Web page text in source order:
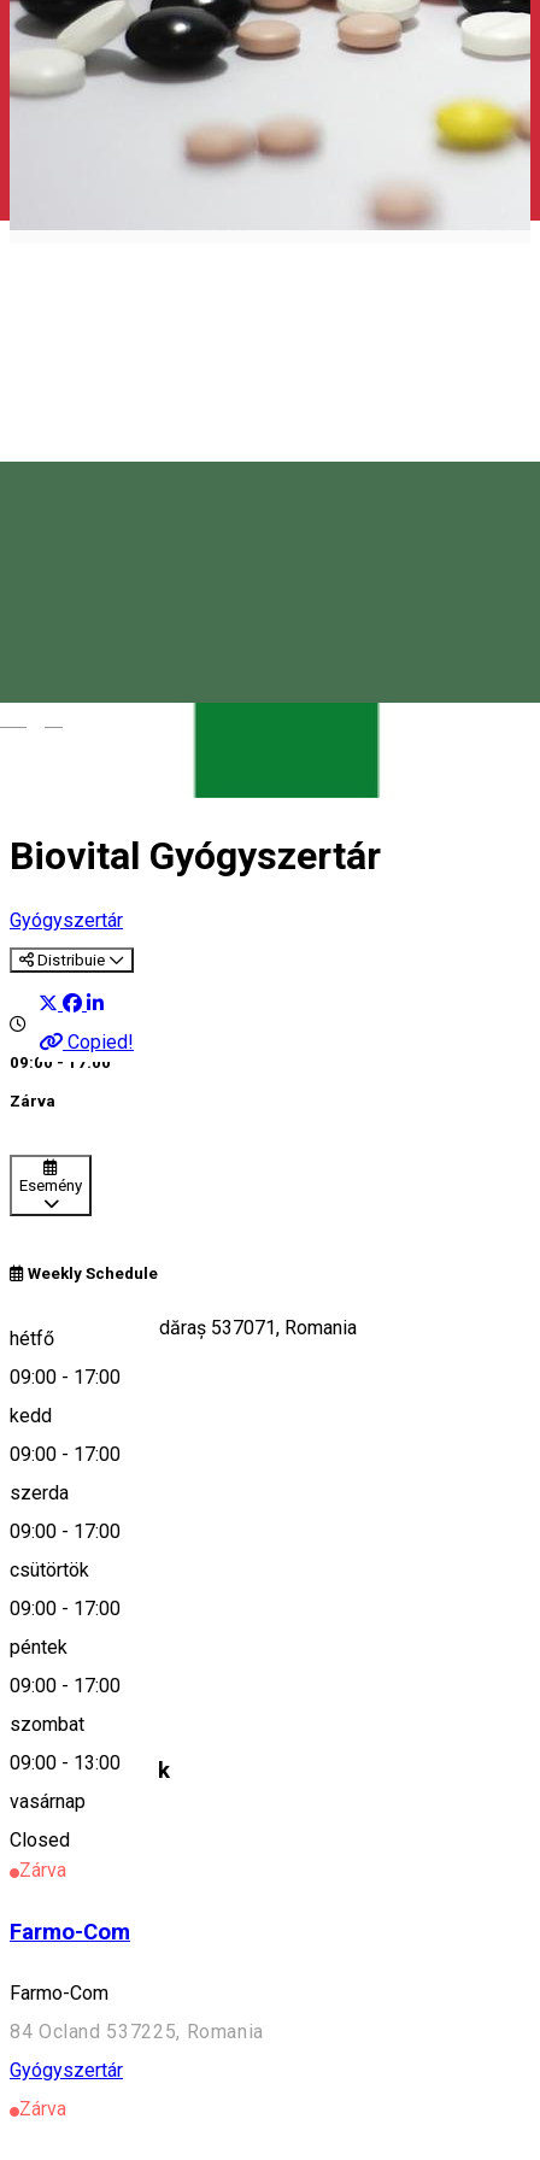
Biovital Gyógyszertár
Gyógyszertár
Distribuie
Copied!
09:00 - 17:00
Zárva
Esemény
Weekly Schedule
hétfő
09:00 - 17:00
kedd
09:00 - 17:00
szerda
09:00 - 17:00
csütörtök
09:00 - 17:00
péntek
09:00 - 17:00
szombat
09:00 - 13:00
vasárnap
Closed
Horvátok 188, Mădăraș 537071, Romania
Keresd térképen
Leírás
Farmacia Biovital
Hasonló helyek
Gyógyszertár
Zárva
Farmo-Com
Farmo-Com
84 Ocland 537225, Romania
Gyógyszertár
Zárva